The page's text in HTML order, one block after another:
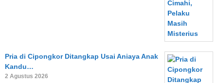
Pria di Cipongkor Ditangkap Usai Aniaya Anak
Kandu…
2 Agustus 2026